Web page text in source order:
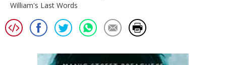
William's Last Words